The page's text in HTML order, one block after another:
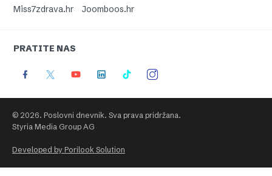
Miss7zdrava.hr
Joomboos.hr
PRATITE NAS
© 2026. Poslovni dnevnik. Sva prava pridržana.
Styria Media Group AG
Developed by Porilook Solution